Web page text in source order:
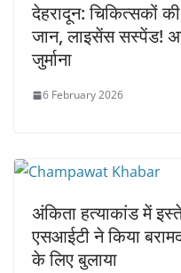
देहरादून: चिकित्सकों
जान, लाइसेंस सस्पेंड!
जुर्माना
6 February 2026
अंकिता हत्याकांड में
एसआईटी ने किया
के लिए बुलाया